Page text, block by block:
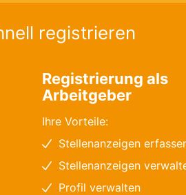
registrieren
Registrierung als
Arbeitgeber
Ihre Vorteile:
Stellenanzeigen
Stellenanzeigen
Profil verwalten